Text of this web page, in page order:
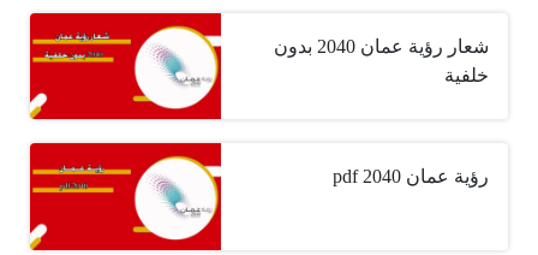
شعار رؤية عمان 2040 بدون
خلفية
رؤية عمان 2040 pdf